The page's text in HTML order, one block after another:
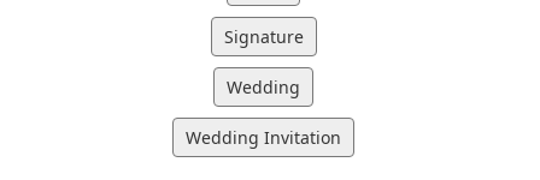
Signature
Wedding
Wedding Invitation